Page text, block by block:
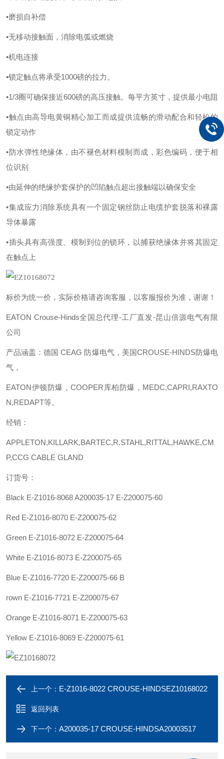
•磨损自补偿
•无移动接触面，消除电弧或燃烧
•机电连接
•锁定触点将承受1000磅的拉力。
•1/3圈可确保接近600磅的高压接触。每平方英寸，提供最小电阻
•触点由高导电黄铜精心加工而成提供流畅的滑动配合和轻松的
锁定动作
•防水弹性绝缘体，由不褪色材料模制而成，彩色编码，便于相
位识别
•由延伸的绝缘护套保护的凹陷触点超出接触端以确保安全
•集成应力消除系统具有一个固定钢丝防止电缆护套脱落和裸露
导体暴露
•插头具有高强度、模制到位的锁环，以捕获绝缘体并将其固定
在触点上
标价为统一价，实际价格请咨询客服，以客服报价为准，谢谢！
EATON Crouse-Hinds全国总代理-工厂直发-昆山倍源电气有限
公司
产品涵盖：德国 CEAG 防爆电气，美国CROUSE-HINDS防爆电
气，
EATON伊顿防爆，COOPER库柏防爆，MEDC,CAPRI,RAXTO
N,REDAPT等。
经销：
APPLETON,KILLARK,BARTEC,R.STAHL,RITTAL,HAWKE,CM
P,CCG CABLE GLAND
订货号：
Black E-Z1016-8068 A200035-17 E-Z200075-60
Red E-Z1016-8070 E-Z200075-62
Green E-Z1016-8072 E-Z200075-64
White E-Z1016-8073 E-Z200075-65
Blue E-Z1016-7720 E-Z200075-66 B
rown E-Z1016-7721 E-Z200075-67
Orange E-Z1016-8071 E-Z200075-63
Yellow E-Z1016-8069 E-Z200075-61
上一个： E-Z1016-8022 CROUSE-HINDSEZ10168022
返回列表
下一个： A200035-17 CROUSE-HINDSA20003517